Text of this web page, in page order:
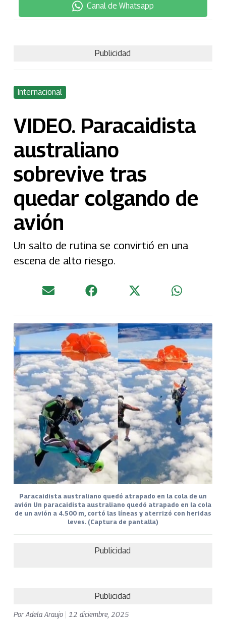
Canal de Whatsapp
Publicidad
Internacional
VIDEO. Paracaidista
australiano
sobrevive tras
quedar colgando de
avión
Un salto de rutina se convirtió en una
escena de alto riesgo.
Paracaidista australiano quedó atrapado en la cola de un
avión Un paracaidista australiano quedó atrapado en la cola
de un avión a 4.500 m, cortó las líneas y aterrizó con heridas
leves. (Captura de pantalla)
Publicidad
Publicidad
PorAdela Araujo 12 diciembre, 2025